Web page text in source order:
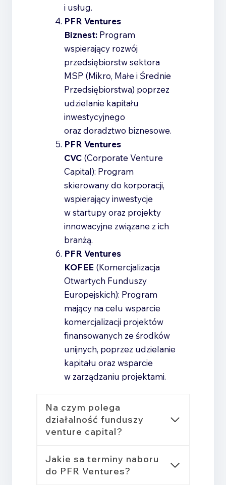
i usług.
PFR Ventures
Biznest: Program
wspierający rozwój
przedsiębiorstw sektora
MSP (Mikro, Małe i Średnie
Przedsiębiorstwa) poprzez
udzielanie kapitału
inwestycyjnego
oraz doradztwo biznesowe.
PFR Ventures
CVC (Corporate Venture
Capital): Program
skierowany do korporacji,
wspierający inwestycje
w startupy oraz projekty
innowacyjne związane z ich
branżą.
PFR Ventures
KOFEE (Komercjalizacja
Otwartych Funduszy
Europejskich): Program
mający na celu wsparcie
komercjalizacji projektów
finansowanych ze środków
unijnych, poprzez udzielanie
kapitału oraz wsparcie
w zarządzaniu projektami.
Na czym polega
działalność funduszy
venture capital?
Jakie sa terminy naboru
do PFR Ventures?